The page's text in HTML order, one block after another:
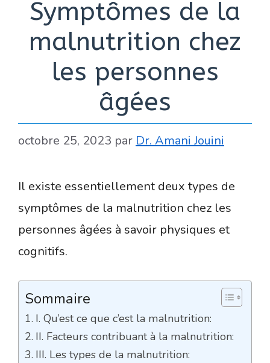
Symptômes de la
malnutrition chez
les personnes
âgées
octobre 25, 2023 par Dr. Amani Jouini
Il existe essentiellement deux types de
symptômes de la malnutrition chez les
personnes âgées à savoir physiques et
cognitifs.
Sommaire
I. Qu’est ce que c’est la malnutrition:
II. Facteurs contribuant à la malnutrition:
III. Les types de la malnutrition: